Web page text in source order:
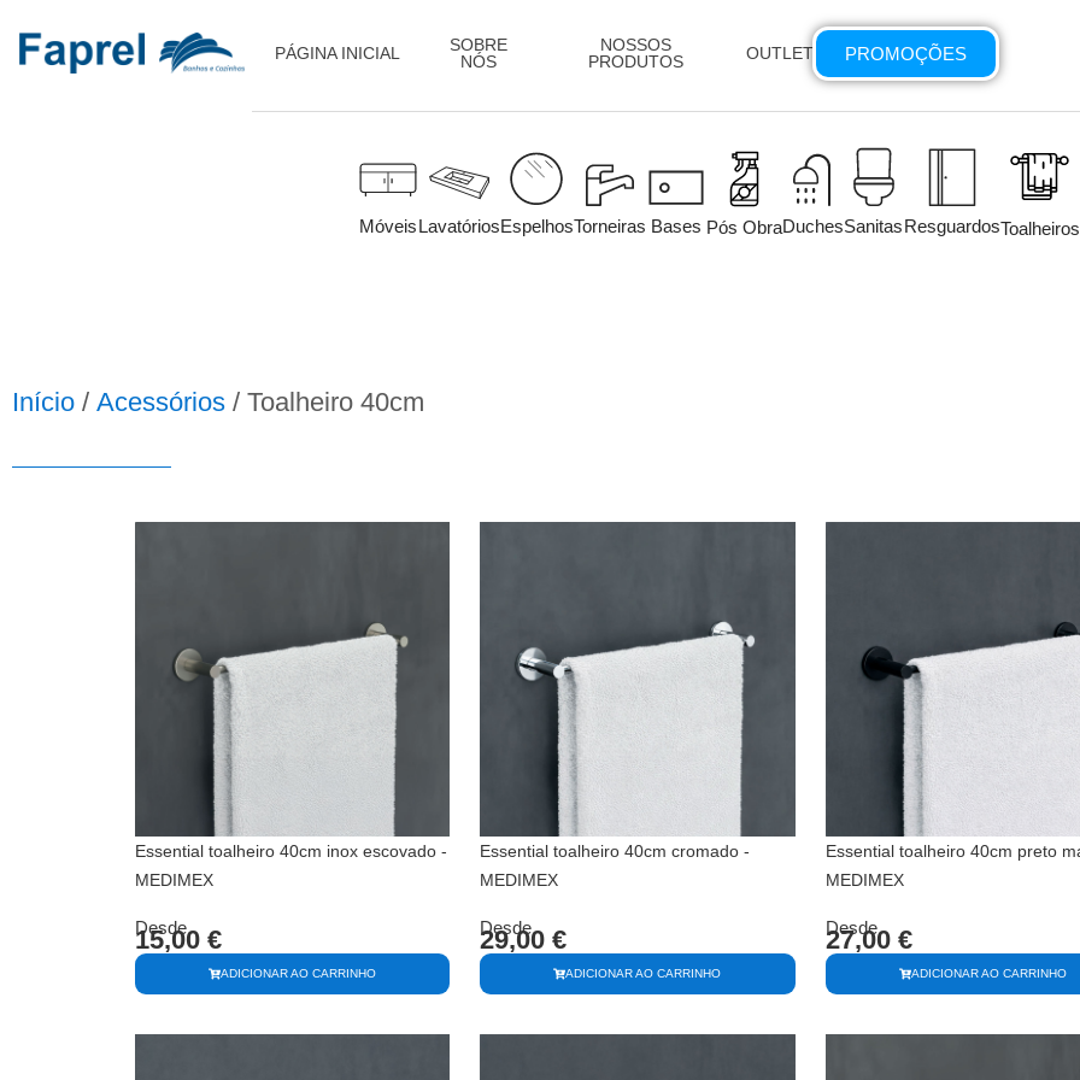
PÁGINA INICIAL
SOBRE
NÓS
NOSSOS
PRODUTOS
OUTLET PROMOÇÕES
MóveisLavatóriosEspelhosTorneiras Bases Pós ObraDuchesSanitasResguardosToalheiros
Início / Acessórios / Toalheiro 40cm
Essential toalheiro 40cm inox escovado -
MEDIMEX
ADICIONAR AO CARRINHO
Desde
15,00 €
Essential toalheiro 40cm cromado -
MEDIMEX
ADICIONAR AO CARRINHO
Desde
29,00€
Essential toalheiro 40cm preto
MEDIMEX
ADICIONAR AO CARRINHO
Desde
27,00 €